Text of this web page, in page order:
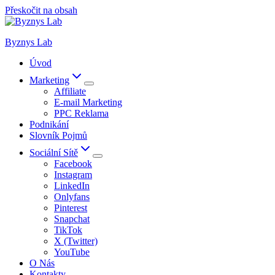
Přeskočit na obsah
Byznys Lab
Úvod
Marketing
Affiliate
E-mail Marketing
PPC Reklama
Podnikání
Slovník Pojmů
Sociální Sítě
Facebook
Instagram
LinkedIn
Onlyfans
Pinterest
Snapchat
TikTok
X (Twitter)
YouTube
O Nás